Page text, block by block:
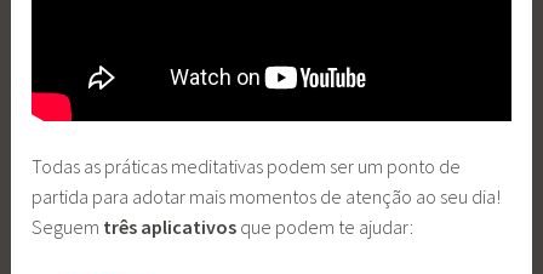
Todas as práticas meditativas podem ser um ponto de
partida para adotar mais momentos de atenção ao seu dia!
Seguem três aplicativos que podem te ajudar: